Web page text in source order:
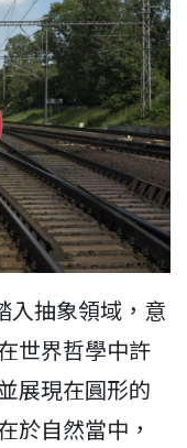
入抽象領域，意
世界哲學中許
展現在圓形的
於自然當中，